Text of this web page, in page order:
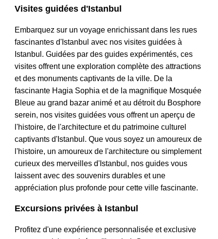
Visites guidées d'Istanbul
Embarquez sur un voyage enrichissant dans les rues
fascinantes d'Istanbul avec nos visites guidées à
Istanbul. Guidées par des guides expérimentés, ces
visites offrent une exploration complète des attractions
et des monuments captivants de la ville. De la
fascinante Hagia Sophia et de la magnifique Mosquée
Bleue au grand bazar animé et au détroit du Bosphore
serein, nos visites guidées vous offrent un aperçu de
l'histoire, de l'architecture et du patrimoine culturel
captivants d'Istanbul. Que vous soyez un amoureux de
l'histoire, un amoureux de l'architecture ou simplement
curieux des merveilles d'Istanbul, nos guides vous
laissent avec des souvenirs durables et une
appréciation plus profonde pour cette ville fascinante.
Excursions privées à Istanbul
Profitez d'une expérience personnalisée et exclusive